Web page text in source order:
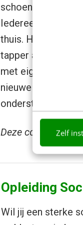
Zelf
schoenlappers,
Iedereen ruilt zijn
thuis. Het
tapper aan die
met eigen
nieuwe
onderstroomde.
Deze column
Opleiding
Wil jij een sterke